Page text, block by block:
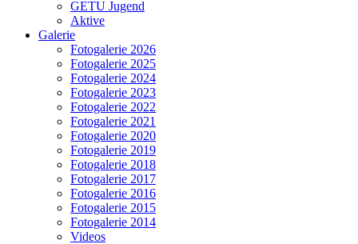
GETU Jugend
Aktive
Galerie
Fotogalerie 2026
Fotogalerie 2025
Fotogalerie 2024
Fotogalerie 2023
Fotogalerie 2022
Fotogalerie 2021
Fotogalerie 2020
Fotogalerie 2019
Fotogalerie 2018
Fotogalerie 2017
Fotogalerie 2016
Fotogalerie 2015
Fotogalerie 2014
Videos